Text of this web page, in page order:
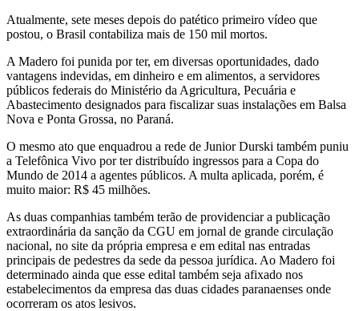
Atualmente, sete meses depois do patético primeiro vídeo que
postou, o Brasil contabiliza mais de 150 mil mortos.
A Madero foi punida por ter, em diversas oportunidades, dado
vantagens indevidas, em dinheiro e em alimentos, a servidores
públicos federais do Ministério da Agricultura, Pecuária e
Abastecimento designados para fiscalizar suas instalações em Balsa
Nova e Ponta Grossa, no Paraná.
O mesmo ato que enquadrou a rede de Junior Durski também puniu
a Telefônica Vivo por ter distribuído ingressos para a Copa do
Mundo de 2014 a agentes públicos. A multa aplicada, porém, é
muito maior: R$ 45 milhões.
As duas companhias também terão de providenciar a publicação
extraordinária da sanção da CGU em jornal de grande circulação
nacional, no site da própria empresa e em edital nas entradas
principais de pedestres da sede da pessoa jurídica. Ao Madero foi
determinado ainda que esse edital também seja afixado nos
estabelecimentos da empresa das duas cidades paranaenses onde
ocorreram os atos lesivos.